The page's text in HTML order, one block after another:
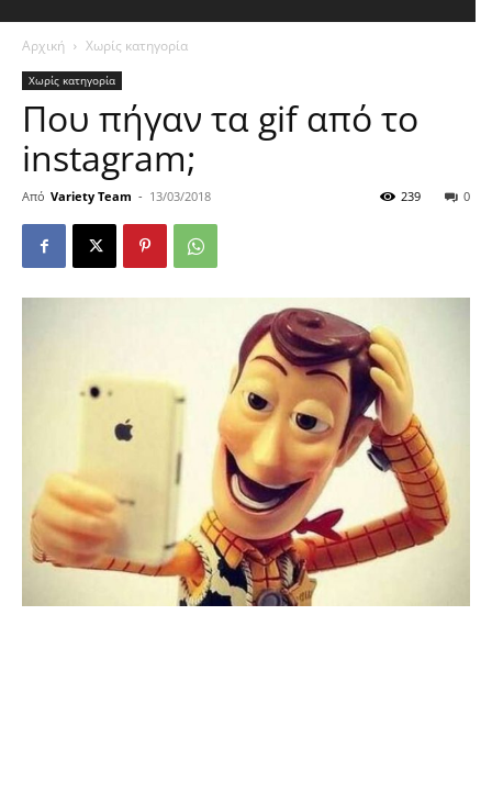
Αρχική Χωρίς κατηγορία
Χωρίς κατηγορία
Που πήγαν τα gif από τo
instagram;
Από Variety Team - 13/03/2018 0
239